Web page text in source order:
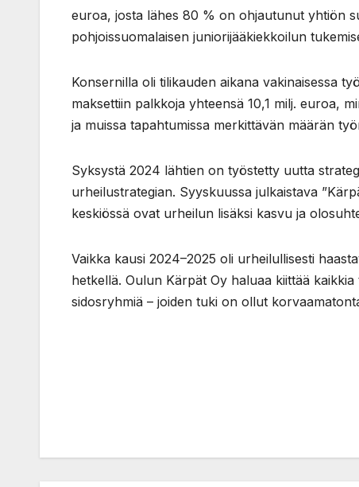
euroa, josta lähes 80 % on ohjautunut yhtiön
pohjoissuomalaisen juniorijääkiekkoilun
Konsernilla oli tilikauden aikana vakinaisessa
maksettiin palkkoja yhteensä 10,1 milj. euroa,
ja muissa tapahtumissa merkittävän määrän
Syksystä 2024 lähtien on työstetty uutta
urheilustrategian. Syyskuussa julkaistava
keskiössä ovat urheilun lisäksi kasvu ja
Vaikka kausi 2024–2025 oli urheilullisesti
hetkellä. Oulun Kärpät Oy haluaa kiittää
sidosryhmiä – joiden tuki on ollut